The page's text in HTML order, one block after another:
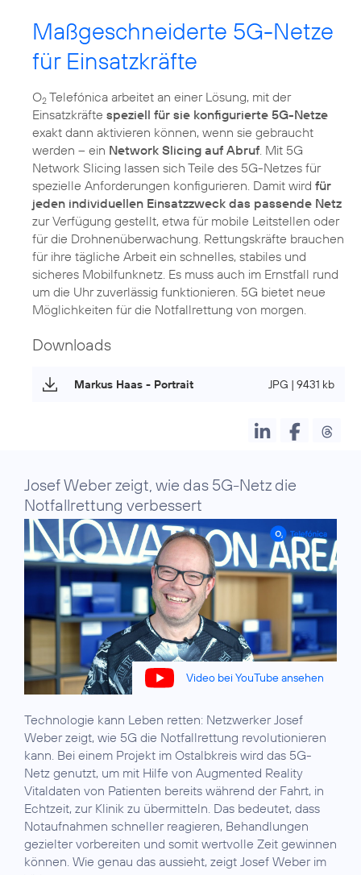
Maßgeschneiderte 5G-Netze
für Einsatzkräfte
O2 Telefónica arbeitet an einer Lösung, mit der
Einsatzkräfte speziell für sie konfigurierte 5G-Netze
exakt dann aktivieren können, wenn sie gebraucht
werden – ein Network Slicing auf Abruf . Mit 5G
Network Slicing lassen sich Teile des 5G-Netzes für
spezielle Anforderungen konfigurieren. Damit wird für
jeden individuellen Einsatzzweck das passende Netz
zur Verfügung gestellt, etwa für mobile Leitstellen oder
für die Drohnenüberwachung. Rettungskräfte brauchen
für ihre tägliche Arbeit ein schnelles, stabiles und
sicheres Mobilfunknetz. Es muss auch im Ernstfall rund
um die Uhr zuverlässig funktionieren. 5G bietet neue
Möglichkeiten für die Notfallrettung von morgen.
Downloads
Markus Haas - Portrait JPG | 9431 kb
Josef Weber zeigt, wie das 5G-Netz die
Notfallrettung verbessert
Video bei YouTube ansehen
Technologie kann Leben retten: Netzwerker Josef
Weber zeigt, wie 5G die Notfallrettung revolutionieren
kann. Bei einem Projekt im Ostalbkreis wird das 5G-
Netz genutzt, um mit Hilfe von Augmented Reality
Vitaldaten von Patienten bereits während der Fahrt, in
Echtzeit, zur Klinik zu übermitteln. Das bedeutet, dass
Notaufnahmen schneller reagieren, Behandlungen
gezielter vorbereiten und somit wertvolle Zeit gewinnen
können. Wie genau das aussieht, zeigt Josef Weber im